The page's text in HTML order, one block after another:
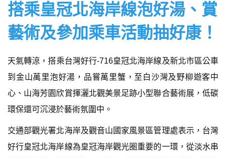
搭乘皇冠北海岸線泡好湯、賞
藝術及參加乘車活動抽好康！
天氣轉涼，搭乘台灣好行-716皇冠北海岸線及新北市區公車
到金山萬里泡好湯，品嘗萬里蟹，至白沙灣及野柳遊客中
心、山海芳園欣賞揮灑北觀美景足跡小型聯合藝術展，低碳
環保還可沉浸於藝術氛圍中。
交通部觀光署北海岸及觀音山國家風景區管理處表示，台灣
好行皇冠北海岸線為皇冠海岸觀光圈重要的一環，從淡水串